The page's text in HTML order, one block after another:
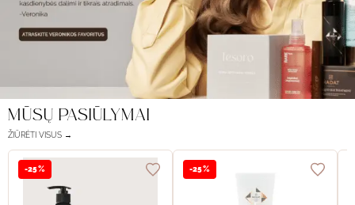
MŪSŲ PASIŪLYMAI
ŽIŪRĖTI VISUS →
-25% -25%